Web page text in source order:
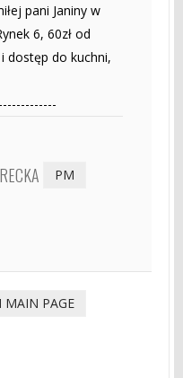
pani Janiny w
6, 60zł od
dostęp do kuchni,
PM
MAIN PAGE